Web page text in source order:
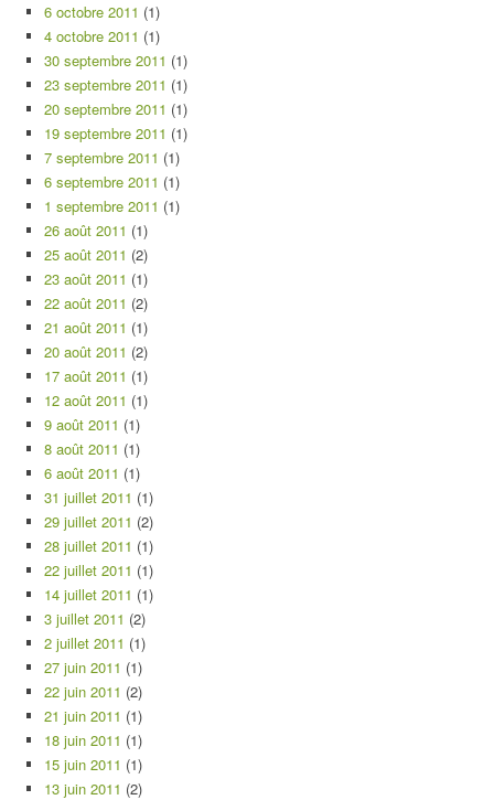
6 octobre 2011 (1)
4 octobre 2011 (1)
30 septembre 2011 (1)
23 septembre 2011 (1)
20 septembre 2011 (1)
19 septembre 2011 (1)
7 septembre 2011 (1)
6 septembre 2011 (1)
1 septembre 2011 (1)
26 août 2011 (1)
25 août 2011 (2)
23 août 2011 (1)
22 août 2011 (2)
21 août 2011 (1)
20 août 2011 (2)
17 août 2011 (1)
12 août 2011 (1)
9 août 2011 (1)
8 août 2011 (1)
6 août 2011 (1)
31 juillet 2011 (1)
29 juillet 2011 (2)
28 juillet 2011 (1)
22 juillet 2011 (1)
14 juillet 2011 (1)
3 juillet 2011 (2)
2 juillet 2011 (1)
27 juin 2011 (1)
22 juin 2011 (2)
21 juin 2011 (1)
18 juin 2011 (1)
15 juin 2011 (1)
13 juin 2011 (2)